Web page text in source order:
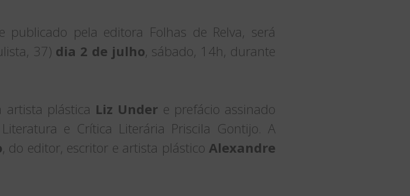
e publicado pela editora Folhas de Relva, será
37) dia 2 de julho, sábado, 14h, durante
artista plástica Liz Under e prefácio assinado
e Crítica Literária Priscila Gontijo. A
, do editor, escritor e artista plástico Alexandre